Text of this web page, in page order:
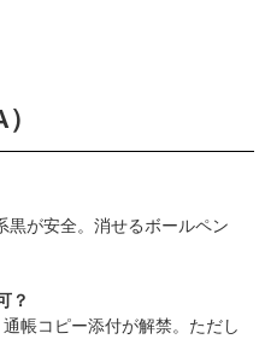
黒が安全。消せるボールペン
？
帳コピー添付が解禁。ただし